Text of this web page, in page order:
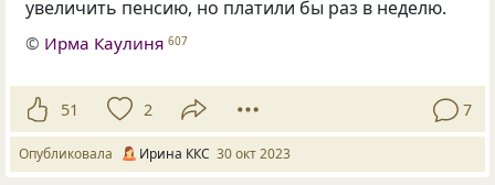
увеличить пенсию, но платили бы раз в неделю.
© Ирма Каулиня 607
51 2 7
Опубликовала Ирина ККС 30 окт 2023